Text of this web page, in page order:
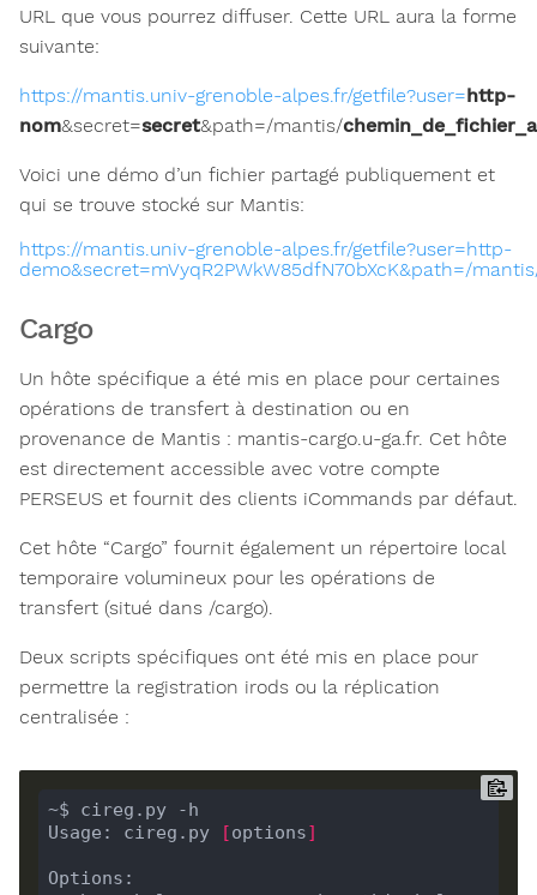
URL que vous pourrez diffuser. Cette URL aura la forme
suivante:
https://mantis.univ-grenoble-alpes.fr/getfile?user=http-
nom&secret=secret&path=/mantis/
Voici une démo d’un fichier partagé publiquement et
qui se trouve stocké sur Mantis:
https://mantis.univ-grenoble-alpes.fr/getfile?user=http-
demo&secret=mVyqR2PWkW85dfN70bXcK&path=/
Cargo
Un hôte spécifique a été mis en place pour certaines
opérations de transfert à destination ou en
provenance de Mantis : mantis-cargo.u-ga.fr. Cet hôte
est directement accessible avec votre compte
PERSEUS et fournit des clients iCommands par défaut.
Cet hôte “Cargo” fournit également un répertoire local
temporaire volumineux pour les opérations de
transfert (situé dans /cargo).
Deux scripts spécifiques ont été mis en place pour
permettre la registration irods ou la réplication
centralisée :
Usage: cireg.py
[options]